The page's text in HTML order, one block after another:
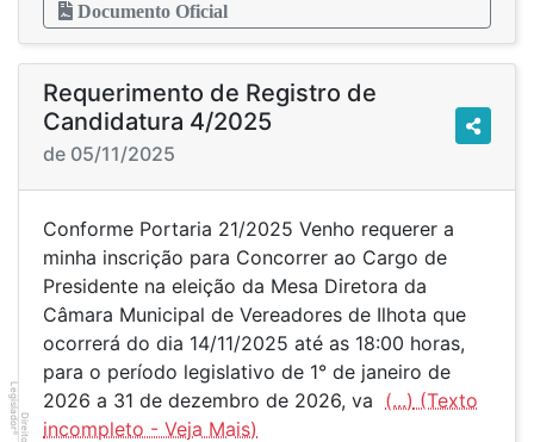
Documento Oficial
Requerimento de Registro de
Candidatura 4/2025
de 05/11/2025
Conforme Portaria 21/2025 Venho requerer a
minha inscrição para Concorrer ao Cargo de
Presidente na eleição da Mesa Diretora da
Câmara Municipal de Vereadores de Ilhota que
ocorrerá do dia 14/11/2025 até as 18:00 horas,
para o período legislativo de 1° de janeiro de
2026 a 31 de dezembro de 2026, va (...)
Legislador
®